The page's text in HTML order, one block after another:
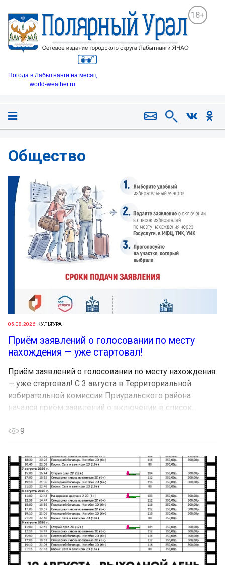
18+
Погода в Лабытнанги на месяц
world-weather.ru
Общество
05.08.2026 КУЛЬТУРА
Приём заявлений о голосовании по месту
нахождения — уже стартовал!
Приём заявлений о голосовании по месту нахождения
— уже стартовал! С 3 августа в Территориальной
избирательной комиссии Приуральского района
начался приём заявлений о включении в список...
9